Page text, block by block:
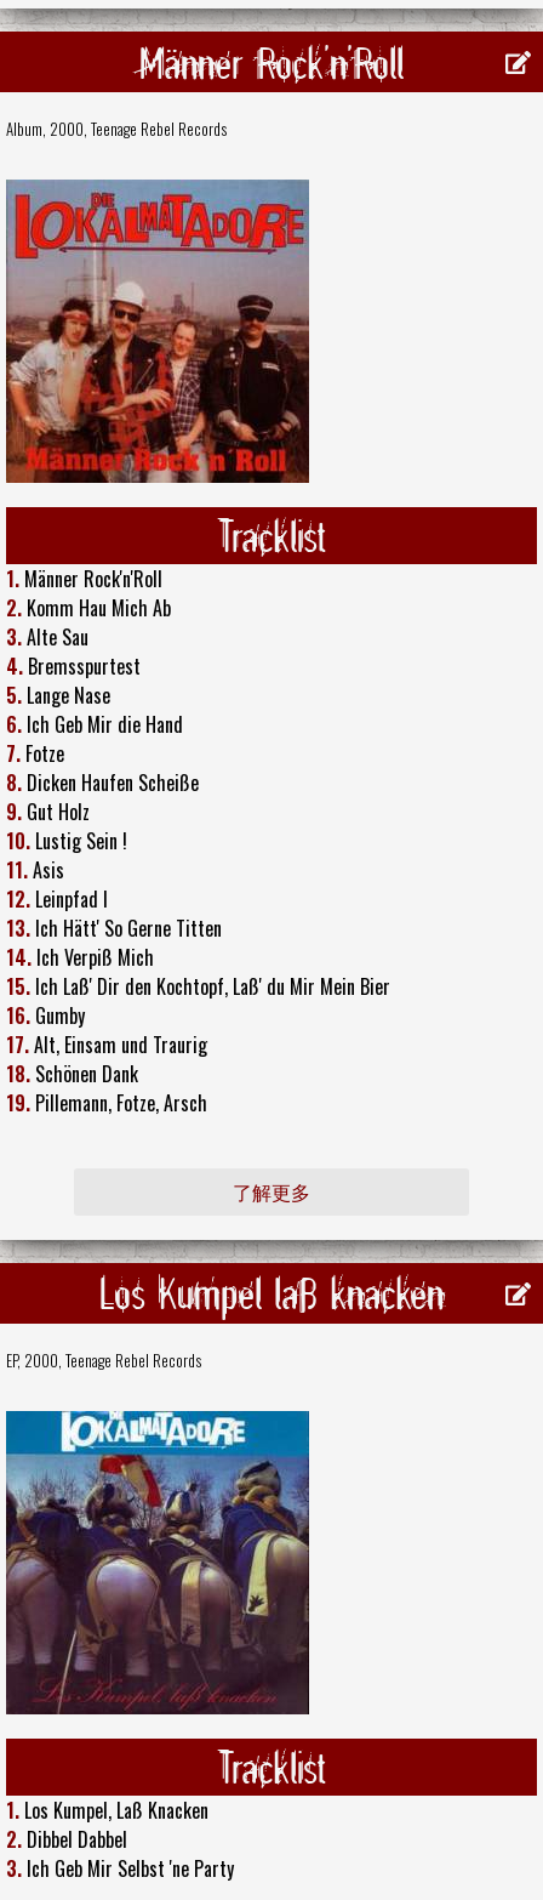
Männer Rock'n'Roll
Album, 2000, Teenage Rebel Records
Tracklist
1. Männer Rock'n'Roll
2. Komm Hau Mich Ab
3.Alte Sau
4. Bremsspurtest
5. Lange Nase
6. Ich Geb Mir die Hand
7. Fotze
8. Dicken Haufen Scheiße
9. Gut Holz
10. Lustig Sein !
11.Asis
12. Leinpfad I
13. Ich Hätt' So Gerne Titten
14. Ich Verpiß Mich
15. Ich Laß' Dir den Kochtopf, Laß' du Mir Mein Bier
16. Gumby
17.Alt, Einsam und Traurig
18. Schönen Dank
19. Pillemann, Fotze, Arsch
了解更多
Los Kumpel laß knacken
EP, 2000, Teenage Rebel Records
Tracklist
1. Los Kumpel, Laß Knacken
2. Dibbel Dabbel
3. Ich Geb Mir Selbst 'ne Party